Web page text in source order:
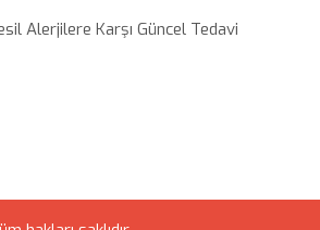
Alerjilere Karşı Güncel Tedavi